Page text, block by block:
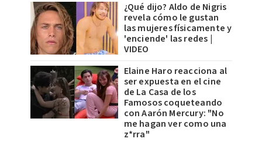
¿Qué dijo? Aldo de Nigris
revela cómo le gustan
las mujeres físicamente y
'enciende' las redes |
VIDEO
Elaine Haro reacciona al
ser expuesta en el cine
de La Casa de los
Famosos coqueteando
con Aarón Mercury: "No
me hagan ver como una
z*rra"